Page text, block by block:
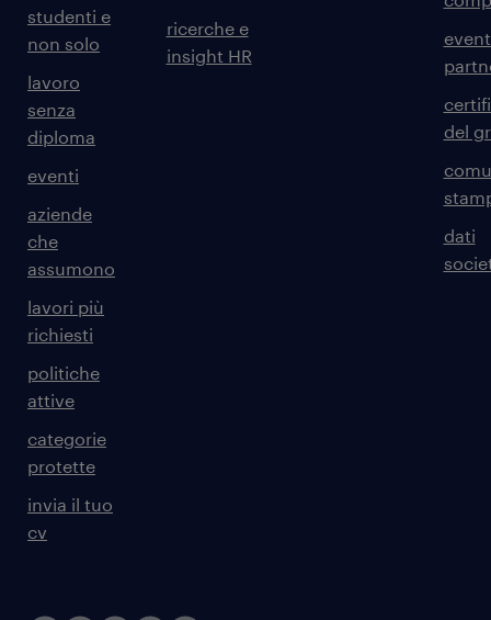
studenti e
non solo
lavoro
senza
diploma
eventi
aziende
che
assumono
lavori più
richiesti
politiche
attive
categorie
protette
invia il tuo
cv
ricerche e
insight HR
del
dati